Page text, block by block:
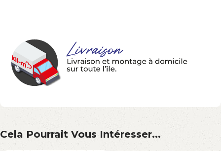
Cela Pourrait Vous Intéresser...